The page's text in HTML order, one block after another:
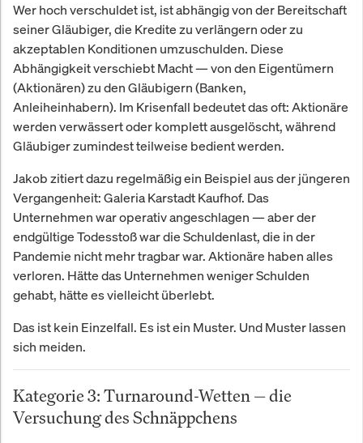
Wer hoch verschuldet ist, ist abhängig von der Bereitschaft
seiner Gläubiger, die Kredite zu verlängern oder zu
akzeptablen Konditionen umzuschulden. Diese
Abhängigkeit verschiebt Macht — von den Eigentümern
(Aktionären) zu den Gläubigern (Banken,
Anleiheinhabern). Im Krisenfall bedeutet das oft: Aktionäre
werden verwässert oder komplett ausgelöscht, während
Gläubiger zumindest teilweise bedient werden.
Jakob zitiert dazu regelmäßig ein Beispiel aus der jüngeren
Vergangenheit: Galeria Karstadt Kaufhof. Das
Unternehmen war operativ angeschlagen — aber der
endgültige Todesstoß war die Schuldenlast, die in der
Pandemie nicht mehr tragbar war. Aktionäre haben alles
verloren. Hätte das Unternehmen weniger Schulden
gehabt, hätte es vielleicht überlebt.
Das ist kein Einzelfall. Es ist ein Muster. Und Muster lassen
sich meiden.
Kategorie 3: Turnaround-Wetten — die
Versuchung des Schnäppchens